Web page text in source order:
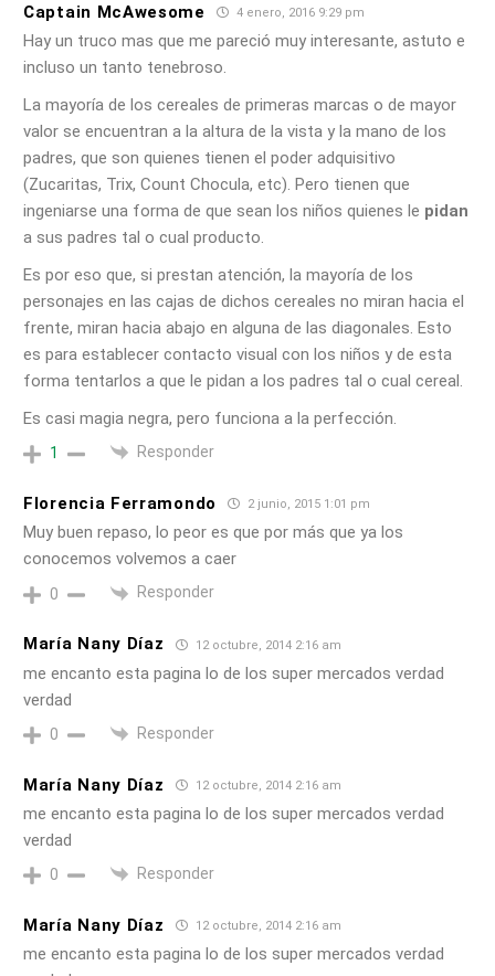
Captain McAwesome 4 enero, 2016 9:29 pm
Hay un truco mas que me pareció muy interesante, astuto e
incluso un tanto tenebroso.
La mayoría de los cereales de primeras marcas o de mayor
valor se encuentran a la altura de la vista y la mano de los
padres, que son quienes tienen el poder adquisitivo
(Zucaritas, Trix, Count Chocula, etc). Pero tienen que
ingeniarse una forma de que sean los niños quienes le pidan
a sus padres tal o cual producto.
Es por eso que, si prestan atención, la mayoría de los
personajes en las cajas de dichos cereales no miran hacia el
frente, miran hacia abajo en alguna de las diagonales. Esto
es para establecer contacto visual con los niños y de esta
forma tentarlos a que le pidan a los padres tal o cual cereal.
Es casi magia negra, pero funciona a la perfección.
1 Responder
Florencia Ferramondo 2 junio, 2015 1:01 pm
Muy buen repaso, lo peor es que por más que ya los
conocemos volvemos a caer
0 Responder
María Nany Díaz 12 octubre, 2014 2:16 am
me encanto esta pagina lo de los super mercados verdad
verdad
0 Responder
María Nany Díaz 12 octubre, 2014 2:16 am
me encanto esta pagina lo de los super mercados verdad
verdad
0 Responder
María Nany Díaz 12 octubre, 2014 2:16 am
me encanto esta pagina lo de los super mercados verdad